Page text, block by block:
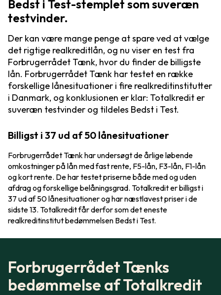
Bedst i Test-stemplet som suveræn
testvinder.
Der kan være mange penge at spare ved at vælge
det rigtige realkreditlån, og nu viser en test fra
Forbrugerrådet Tænk, hvor du finder de billigste
lån. Forbrugerrådet Tænk har testet en række
forskellige lånesituationer i fire realkreditinstitutter
i Danmark, og konklusionen er klar: Totalkredit er
suveræn testvinder og tildeles Bedst i Test.
Billigst i 37 ud af 50 lånesituationer
Forbrugerrådet Tænk har undersøgt de årlige løbende
omkostninger på lån med fast rente, F5-lån, F3-lån, F1-lån
og kort rente. De har testet priserne både med og uden
afdrag og forskellige belåningsgrad. Totalkredit er billigst i
37 ud af 50 lånesituationer og har næstlavest priser i de
sidste 13. Totalkredit får derfor som det eneste
realkreditinstitut bedømmelsen Bedst i Test.
Forbrugerrådet Tænks
bedømmelse af Totalkredit